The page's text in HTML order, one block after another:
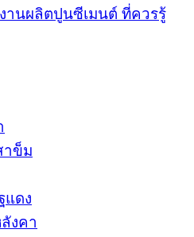
านผลิตปูนซีเมนต์ ที่ควรรู้
าข็ม
แดง
งคา